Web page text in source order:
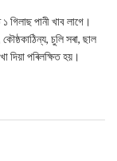
গিলাছ পানী খাব লাগে।
চুলি সৰা, ছাল
দিয়া পৰিলক্ষিত হয়।